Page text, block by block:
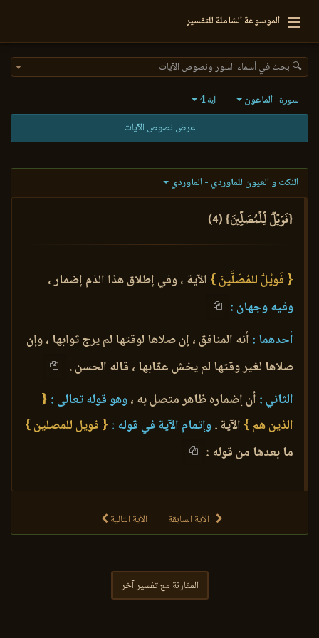
الموسوعة الشاملة للتفسير
🔍 بحث في أسماء السور ونصوص الآيات
سورة الماعون آية4
عرض نصوص الآيات
النكت و العيون للماوردي - الماوردي
{فَوَيۡلٞ لِّلۡمُصَلِّينَ} (4)
{ فَويْلٌ للمُصَلَّينَ } الآية ، وفي إطلاق هذا الذم إضمار ،
وفيه وجهان :
أحدهما : أنه المنافق ، إن صلاها لوقتها لم يرج ثوابها ، وإن
صلاها لغير وقتها لم يخش عقابها ، قاله الحسن .
الثاني : أن إضماره ظاهر متصل به ،وهو قوله تعالى : {
الذين هم } الآية .وإتمام الآية في قوله : { فويل للمصلين }
ما بعدها من قوله :
الآية السابقة الآية التالية
المقارنة مع تفسير آخر